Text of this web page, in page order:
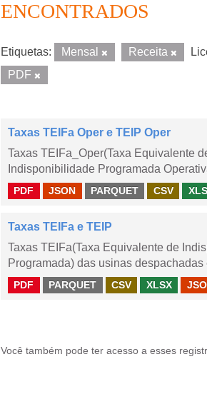
ENCONTRADOS
Etiquetas: Mensal Receita
PDF
Taxas TEIFa Oper e TEIP Oper
Taxas TEIFa_Oper(Taxa Equivalente
Indisponibilidade Programada
PDF JSON PARQUET CSV
Taxas TEIFa e TEIP
Taxas TEIFa(Taxa Equivalente de
Programada) das usinas
PDF PARQUET CSV XLSX
Você também pode ter acesso a esses